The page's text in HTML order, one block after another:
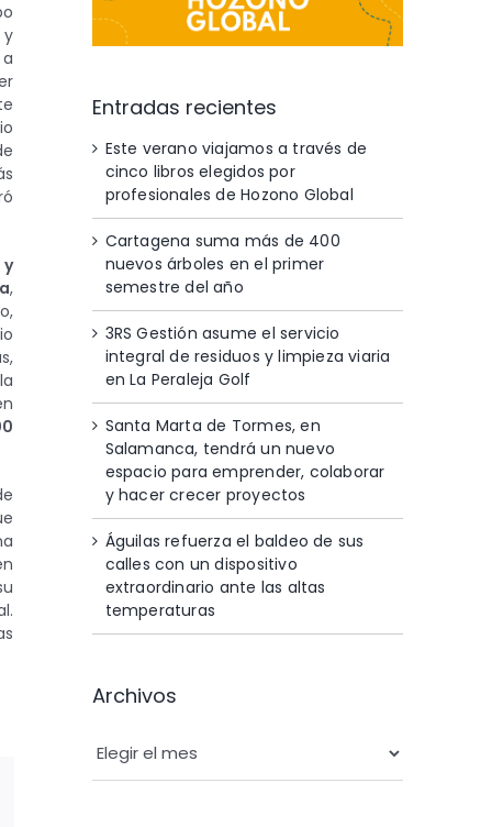
y
y
,
Entradas recientes
Este verano viajamos a través de
cinco libros elegidos por
profesionales de Hozono Global
Cartagena suma más de 400
nuevos árboles en el primer
semestre del año
3RS Gestión asume el servicio
integral de residuos y limpieza viaria
en La Peraleja Golf
Santa Marta de Tormes, en
Salamanca, tendrá un nuevo
espacio para emprender, colaborar
y hacer crecer proyectos
Águilas refuerza el baldeo de sus
calles con un dispositivo
extraordinario ante las altas
temperaturas
Archivos